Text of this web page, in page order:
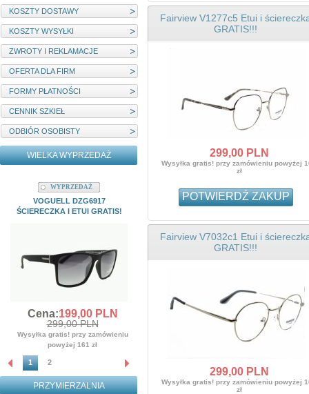
KOSZTY DOSTAWY
KOSZTY WYSYŁKI
ZWROTY I REKLAMACJE
OFERTA DLA FIRM
FORMY PŁATNOŚCI
CENNIK SZKIEŁ
ODBIÓR OSOBISTY
WIELKA WYPRZEDAŻ
WYPRZEDAŻ
VOGUELL DZG6917
ŚCIERECZKA I ETUI GRATIS!
Cena:199,00PLN
299,00 PLN
Wysyłka gratis! przy zamówieniu
powyżej 161 zł
WYPRZEDAŻ
MYSTIQUE M22204C1 ETUI I
Cena:139,00PLN
359,00 PLN
1 2
PRZYMIERZALNIA
Fairview V1277c5 Etui i
GRATIS!!!
299,00PLN
Wysyłka gratis! przy zamówieniu powyżej
zł
POTWIERDŹ ZAKUP
Fairview V7032c1 Etui i
GRATIS!!!
299,00PLN
Wysyłka gratis! przy zamówieniu powyżej
zł